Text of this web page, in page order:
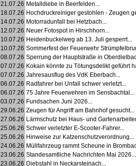
21.07.26 Metalldiebe in Beerfelden...
18.07.26 Hochdruckreiniger gestohlen - Zeugen
14.07.26 Motorradunfall bei Hetzbach...
12.07.26 Neuer Fotospot in Hirschhorn...
10.07.26 Heidenbuckelweg ab 13. Juli gesperrt...
10.07.26 Sommerfest der Feuerwehr
08.07.26 Sperrung der Hauptstraße in
07.07.26 Kokain könnte zu Tötungsdelikt geführt
07.07.26 Jahresausflug des VdK Eberbach...
06.07.26 Radfahrer bei Unfall schwer verletzt...
06.07.26 75 Jahre Feuerwehren im Sensbachtal...
03.07.26 Fundsachen Juni 2026...
29.06.26 Zeugen für Angriff am Bahnhof gesucht...
27.06.26 Lärmschutz bei Haus- und
25.06.26 Schwer verletzter E-Scooter-Fahrer...
25.06.26 Hinweise zur Katzenschutzverordnung...
24.06.26 Müllfahrzeug rammt Scheune in
23.06.26 Standesamtliche Nachrichten Mai 2026...
23.06.26 Diebstahl in Neckarsteinach...